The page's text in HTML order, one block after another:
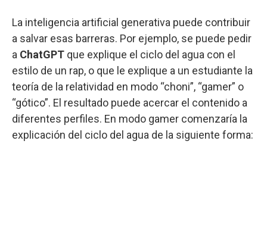
La inteligencia artificial generativa puede contribuir
a salvar esas barreras. Por ejemplo, se puede pedir
a ChatGPT que explique el ciclo del agua con el
estilo de un rap, o que le explique a un estudiante la
teoría de la relatividad en modo “choni”, “gamer” o
“gótico”. El resultado puede acercar el contenido a
diferentes perfiles. En modo gamer comenzaría la
explicación del ciclo del agua de la siguiente forma: